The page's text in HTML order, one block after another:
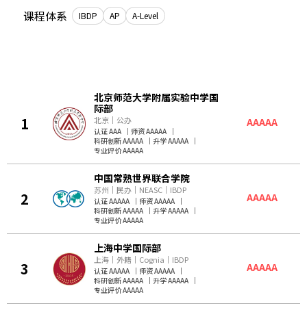
课程体系 IBDP AP A-Level
京领2026中国国际学校竞争力百强榜｜美国方向，共 100 条
1
北京师范大学附属实验中学国
际部
北京 ｜ 公办
认证 AAA ｜ 师资 AAAAA ｜
科研创新 AAAAA ｜升学 AAAAA ｜
专业评价 AAAAA
AAAAA
2
中国常熟世界联合学院
苏州 ｜ 民办 ｜ NEASC ｜ IBDP
认证 AAAAA ｜ 师资 AAAAA ｜
科研创新 AAAAA ｜升学 AAAAA ｜
专业评价 AAAAA
AAAAA
3
上海中学国际部
上海 ｜外籍 ｜ Cognia ｜ IBDP
认证 AAAAA ｜ 师资 AAAAA ｜
科研创新 AAAAA ｜升学 AAAAA ｜
专业评价 AAAAA
AAAAA